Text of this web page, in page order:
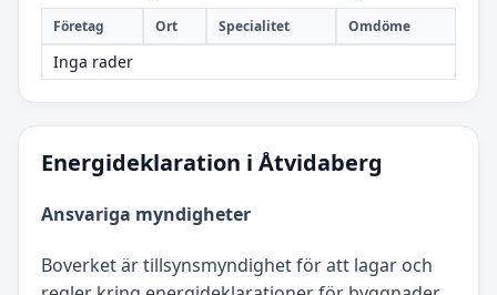
Företag Ort Specialitet Omdöme
Inga rader
Energideklaration i Åtvidaberg
Ansvariga myndigheter
Boverket är tillsynsmyndighet för att lagar och